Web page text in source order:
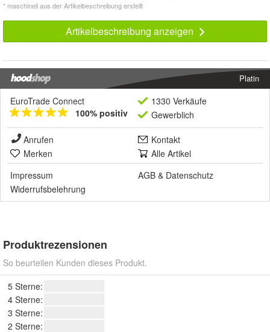
* maschinell aus der Artikelbeschreibung erstellt
Artikelbeschreibung anzeigen
Platin
EuroTrade Connect
100% positiv
1330 Verkäufe
Gewerblich
Anrufen
Kontakt
Merken
Alle Artikel
Impressum
AGB & Datenschutz
Widerrufsbelehrung
Produktrezensionen
So beurteilen Kunden dieses Produkt.
5 Sterne:
4 Sterne:
3 Sterne:
2 Sterne: